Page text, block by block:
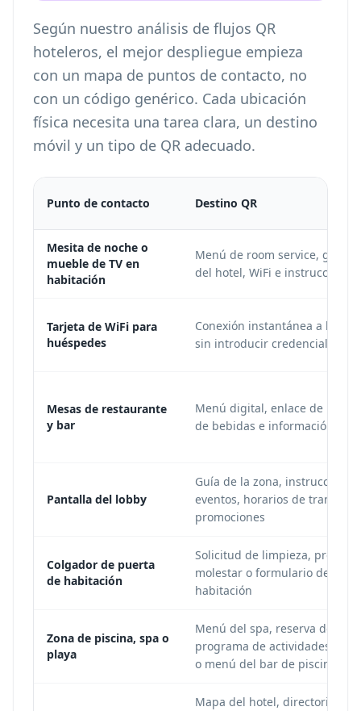
Según nuestro análisis de flujos QR
hoteleros, el mejor despliegue empieza
con un mapa de puntos de contacto, no
con un código genérico. Cada ubicación
física necesita una tarea clara, un destino
móvil y un tipo de QR adecuado.
Punto de contacto Destino QR
Mesita de noche o
mueble de TV en
habitación
Menú de room service, guía
del hotel, WiFi e instrucciones
Tarjeta de WiFi para
huéspedes
Conexión instantánea a la red
sin introducir credenciales
Mesas de restaurante
y bar
Menú digital, enlace de
de bebidas e información
Pantalla del lobby
Guía de la zona,
eventos, horarios de
promociones
Colgador de puerta
de habitación
Solicitud de limpieza,
molestar o formulario de
habitación
Zona de piscina, spa o
playa
Menú del spa, reserva de
programa de actividades,
o menú del bar de piscina
Mapa del hotel, directorio de